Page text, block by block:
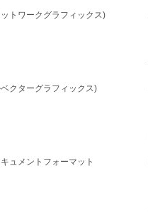
トワークグラフィックス)
クターグラフィックス)
ュメントフォーマット